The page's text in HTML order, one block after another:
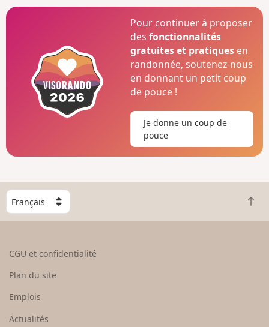
plateau.
Pour continuer à proposer
desfonctionnalités
gratuites et pratiques en
randonnée, soutenez-nous
en donnant un petit coup
de pouce !
Je donne un coup de
pouce
C
h
o
e
u
R
e
CGU et confidentialité
Plan du site
Emplois
Actualités